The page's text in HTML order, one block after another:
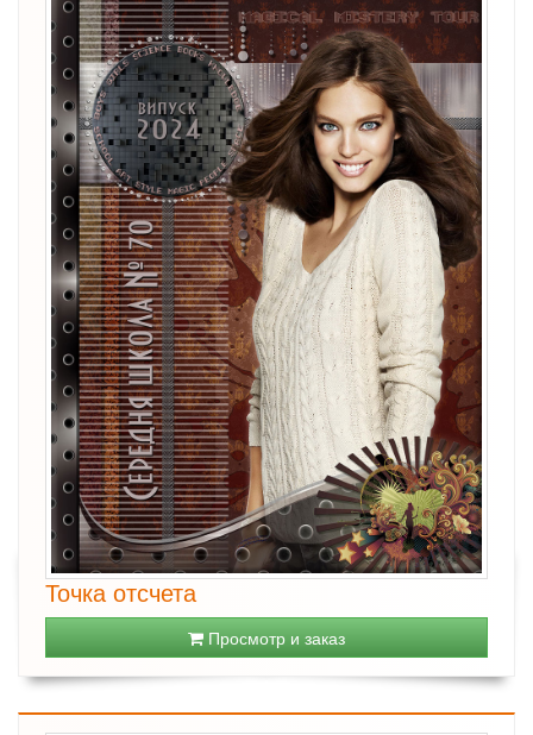
Точка отсчета
Просмотр и заказ